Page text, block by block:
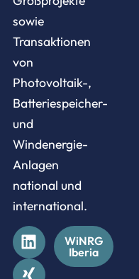
sowie
Transaktionen
von
Photovoltaik-,
Batteriespeicher-
und
Windenergie-
Anlagen
national und
international.
WiNRG
Iberia